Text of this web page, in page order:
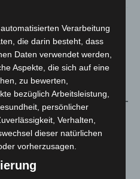
Verarbeitung
die darin besteht, dass
Daten verwendet werden,
Aspekte, die sich auf eine
zu bewerten,
bezüglich Arbeitsleistung,
persönlicher
Verhalten,
dieser natürlichen
vorherzusagen.